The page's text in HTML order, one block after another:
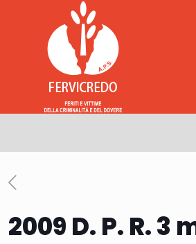
2009 D. P. R. 3